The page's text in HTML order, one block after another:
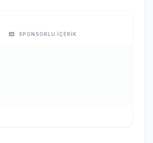
SPONSORLU İÇERİK